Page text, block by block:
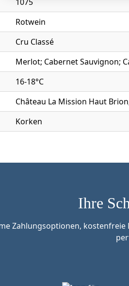
Rotwein
Cru Classé
Merlot; Cabernet Sauvignon;
16-18°C
Château La Mission Haut
Korken
Ihre
Zahlungsoptionen,